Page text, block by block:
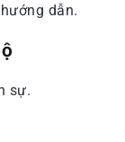
dẫn.
sự.